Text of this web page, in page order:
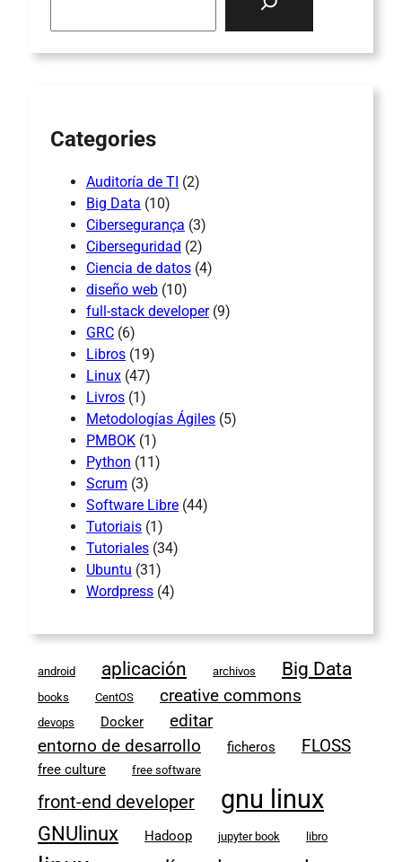
Categories
Auditoría de TI (2)
Big Data (10)
Cibersegurança (3)
Ciberseguridad (2)
Ciencia de datos (4)
diseño web (10)
full-stack developer(9)
GRC (6)
Libros (19)
Linux (47)
Livros (1)
Metodologías Ágiles (5)
PMBOK (1)
Python (11)
Scrum (3)
Software Libre (44)
Tutoriais (1)
Tutoriales (34)
Ubuntu (31)
Wordpress (4)
android aplicación archivos Big Data
books CentOS creative commons
devops Docker
editar
entorno de desarrollo
ficheros FLOSS
free culture free software
front-end developer gnu linux
GNUlinux Hadoop jupyter book libro